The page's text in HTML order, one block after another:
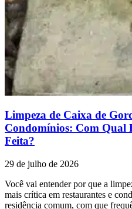
Limpeza de Caixa de
Condomínios: Com Qual
Feita?
29 de julho de 2026
Você vai entender por que a
mais crítica em restaurantes e
residência comum, com que